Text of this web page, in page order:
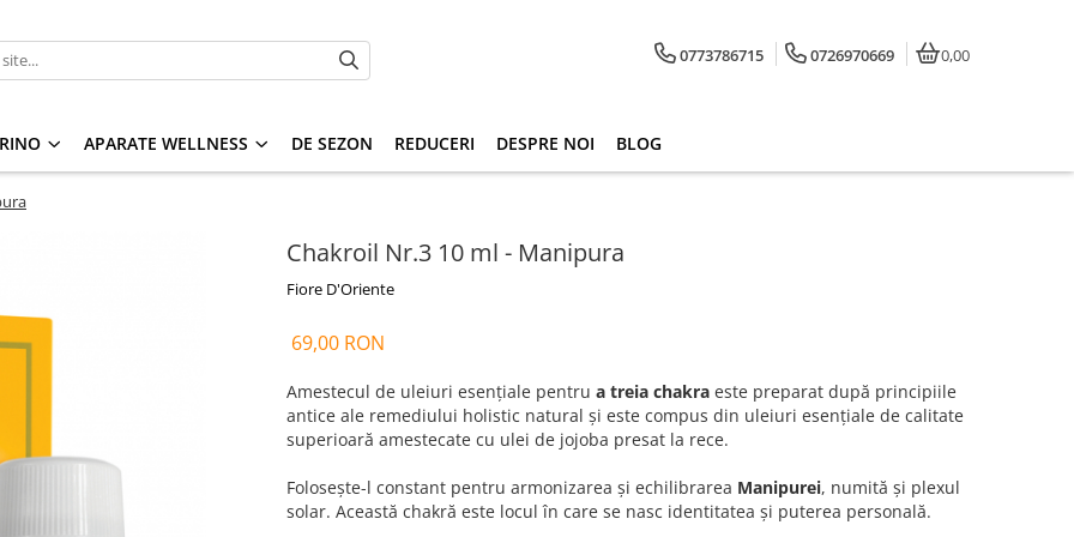
0773786715 0726970669 0,00
APARATE WELLNESS DE SEZON REDUCERI DESPRE NOI BLOG
Chakroil Nr.3 10 ml - Manipura
Fiore D'Oriente
69,00 RON
Amestecul de uleiuri esențiale pentru a treia chakra este preparat după principiile
antice ale remediului holistic natural și este compus din uleiuri esențiale de calitate
superioară amestecate cu ulei de jojoba presat la rece.
Folosește-l constant pentru armonizarea și echilibrarea Manipurei, numită și plexul
solar. Această chakră este locul în care se nasc identitatea și puterea personală.